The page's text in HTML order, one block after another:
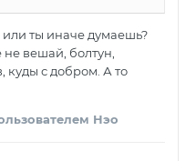
ты иначе думаешь?
вешай, болтун,
куды с добром. А то
Нэо